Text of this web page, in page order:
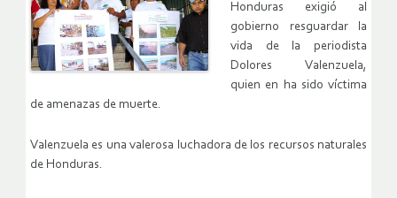
Honduras exigió al
gobierno resguardar la
vida de la periodista
Dolores Valenzuela,
quien en ha sido víctima
de amenazas de muerte.
Valenzuela es una valerosa luchadora de los recursos naturales
de Honduras.